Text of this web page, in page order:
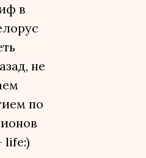
в
не
по
life:)